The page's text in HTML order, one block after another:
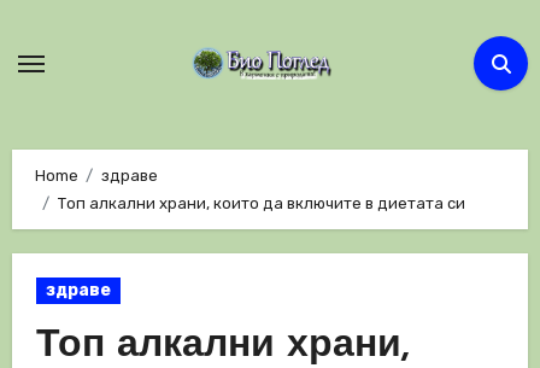
Home
здраве
Топ алкални храни, които да включите в диетата си
здраве
Топ алкални храни,